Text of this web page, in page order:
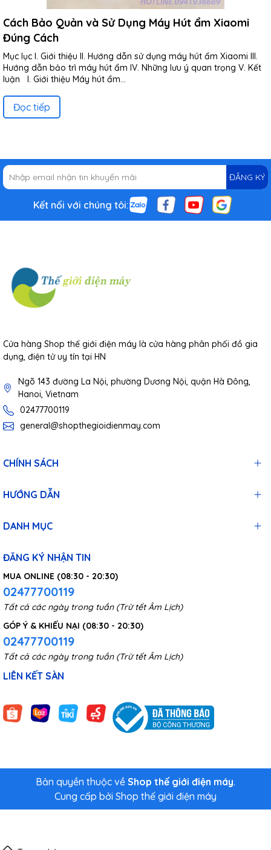
Cách Bảo Quản và Sử Dụng Máy Hút ẩm Xiaomi
Đúng Cách
Mục lục I. Giới thiệu II. Hướng dẫn sử dụng máy hút ẩm Xiaomi III.
Hướng dẫn bảo trì máy hút ẩm IV. Những lưu ý quan trọng V. Kết
luận I. Giới thiệu Máy hút ẩm...
Đọc tiếp
ĐĂNG KÝ
Kết nối với chúng tôi:
Cửa hàng Shop thế giới điện máy là cửa hàng phân phối đồ gia
dụng, điện tử uy tín tại HN
Ngõ 143 đường La Nội, phường Dương Nội, quận Hà Đông,
Hanoi, Vietnam
02477700119
general@shopthegioidienmay.com
CHÍNH SÁCH
HƯỚNG DẪN
DANH MỤC
ĐĂNG KÝ NHẬN TIN
MUA ONLINE (08:30 - 20:30)
02477700119
Tất cả các ngày trong tuần (Trừ tết Âm Lịch)
GÓP Ý & KHIẾU NẠI (08:30 - 20:30)
02477700119
Tất cả các ngày trong tuần (Trừ tết Âm Lịch)
LIÊN KẾT SÀN
Bản quyền thuộc về Shop thế giới điện máy.
Cung cấp bởi Shop thế giới điện máy